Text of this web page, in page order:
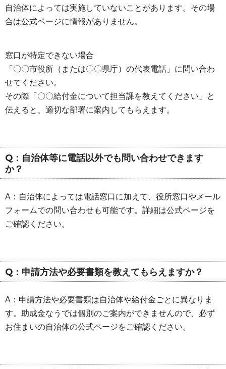
自治体によっては実施していないことがあります。その場
合は公式ページに情報がありません。
窓口が特定できない場合
「〇〇市役所（または〇〇県庁）の代表電話」に問い合わ
せてください。
その際「〇〇給付金について担当課を教えてください」と
伝えると、適切な部署に案内してもらえます。
Q：自治体等に電話以外でも問い合わせできます
か？
A：自治体によっては電話窓口に加えて、役所窓口やメール
フォームでの問い合わせも可能です。詳細は公式ページを
ご確認ください。
Q：申請方法や必要書類を教えてもらえますか？
A：申請方法や必要書類は自治体や給付金ごとに異なりま
す。助成金なうでは個別のご案内ができませんので、必ず
お住まいの自治体の公式ページをご確認ください。